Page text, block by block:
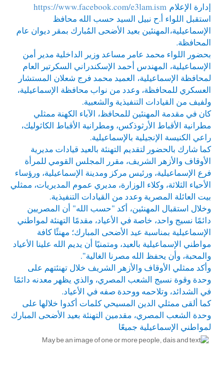
إدارة الإعلام https://www.facebook.com/e3lam.ism
استقبل اللواء أ.ح نبيل السيد حسب الله محافظ
الإسماعيلية،المهنئين بعيد الأضحى المُبارك بمقر ديوان عام
المحافظة.
بحضور اللواء محمد عامر مساعد وزير الداخلية مدير أمن
الإسماعيلية، المهندس أحمد الإسكندراني السكرتير العام
لمحافظة الإسماعيلية، العميد محمد فرج شعلان المستشار
العسكري للمحافظة، وعدد من نواب محافظة الإسماعيلية،
ولفيف من القيادات التنفيذية والشعبية.
كان في مقدمة المهنئين للمحافظ، الآباء الكهنة ممثلي
مطرانية الأقباط الأرثوذكس، ومطرانية الأقباط الكاثوليك،
راعي الكنيسة الإنجيلية بالإسماعيلية.
كما شارك بالحضور لتقديم التهنئة بالعيد قيادات مديرية
الأوقاف والأزهر الشريف، مقرر المجلس القومي للمرأة
فرع الإسماعيلية، ورئيس مركز ومدينة الإسماعيلية، ورؤساء
الأحياء الثلاثة، وكلاء الوزارة، مديري عموم المديريات، ممثلي
بيت العائلة المصرية وعدد من القيادات التنفيذية.
وخلال استقبال المهنئين، أكد "حسب الله" أن المصريين
دائمًا نسيج واحد، خاصة في الأعياد، مقدمًا التهنئة لمواطني
الإسماعيلية بمناسبة عيد الأضحى المبارك؛ مهنئًا كافة
مواطني الإسماعيلية بالعيد، ومتمنيًا أن يديم الله علينا الأعياد
والمحبة، وأن يحفظ الله مصرنا الغالية".
وأكد ممثلي الأوقاف والأزهر الشريف خلال تهنئتهم على
وحدة وقوة نسيج الشعب المصري، والذي يظهر معدنه دائمًا
في الشدائد، وتلاحمه ووحدة صفه في الأعياد.
كما ألقى ممثلي الدين المسيحي كلمات أكدوا خلالها على
وحدة الشعب المصري، مقدمين التهنئة بعيد الأضحى المبارك
لمواطني الإسماعيلية جميعًا